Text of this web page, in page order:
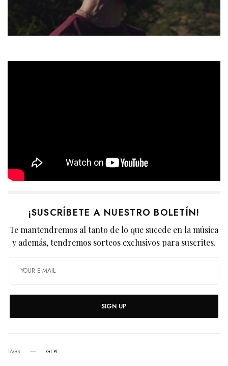
¡SUSCRÍBETE A NUESTRO BOLETÍN!
Te mantendremos al tanto de lo que sucede en la música
y además, tendremos sorteos exclusivos para suscrites.
SIGN UP
TAGS GEPE